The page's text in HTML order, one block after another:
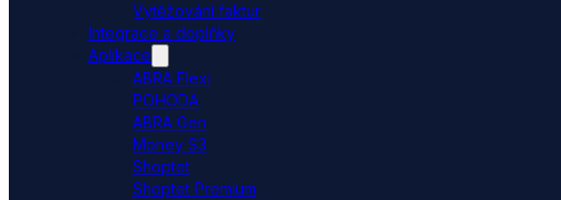
Vytěžování faktur
Integrace a doplňky
Aplikace
ABRA Flexi
POHODA
ABRA Gen
Money S3
Shoptet
Shoptet Premium